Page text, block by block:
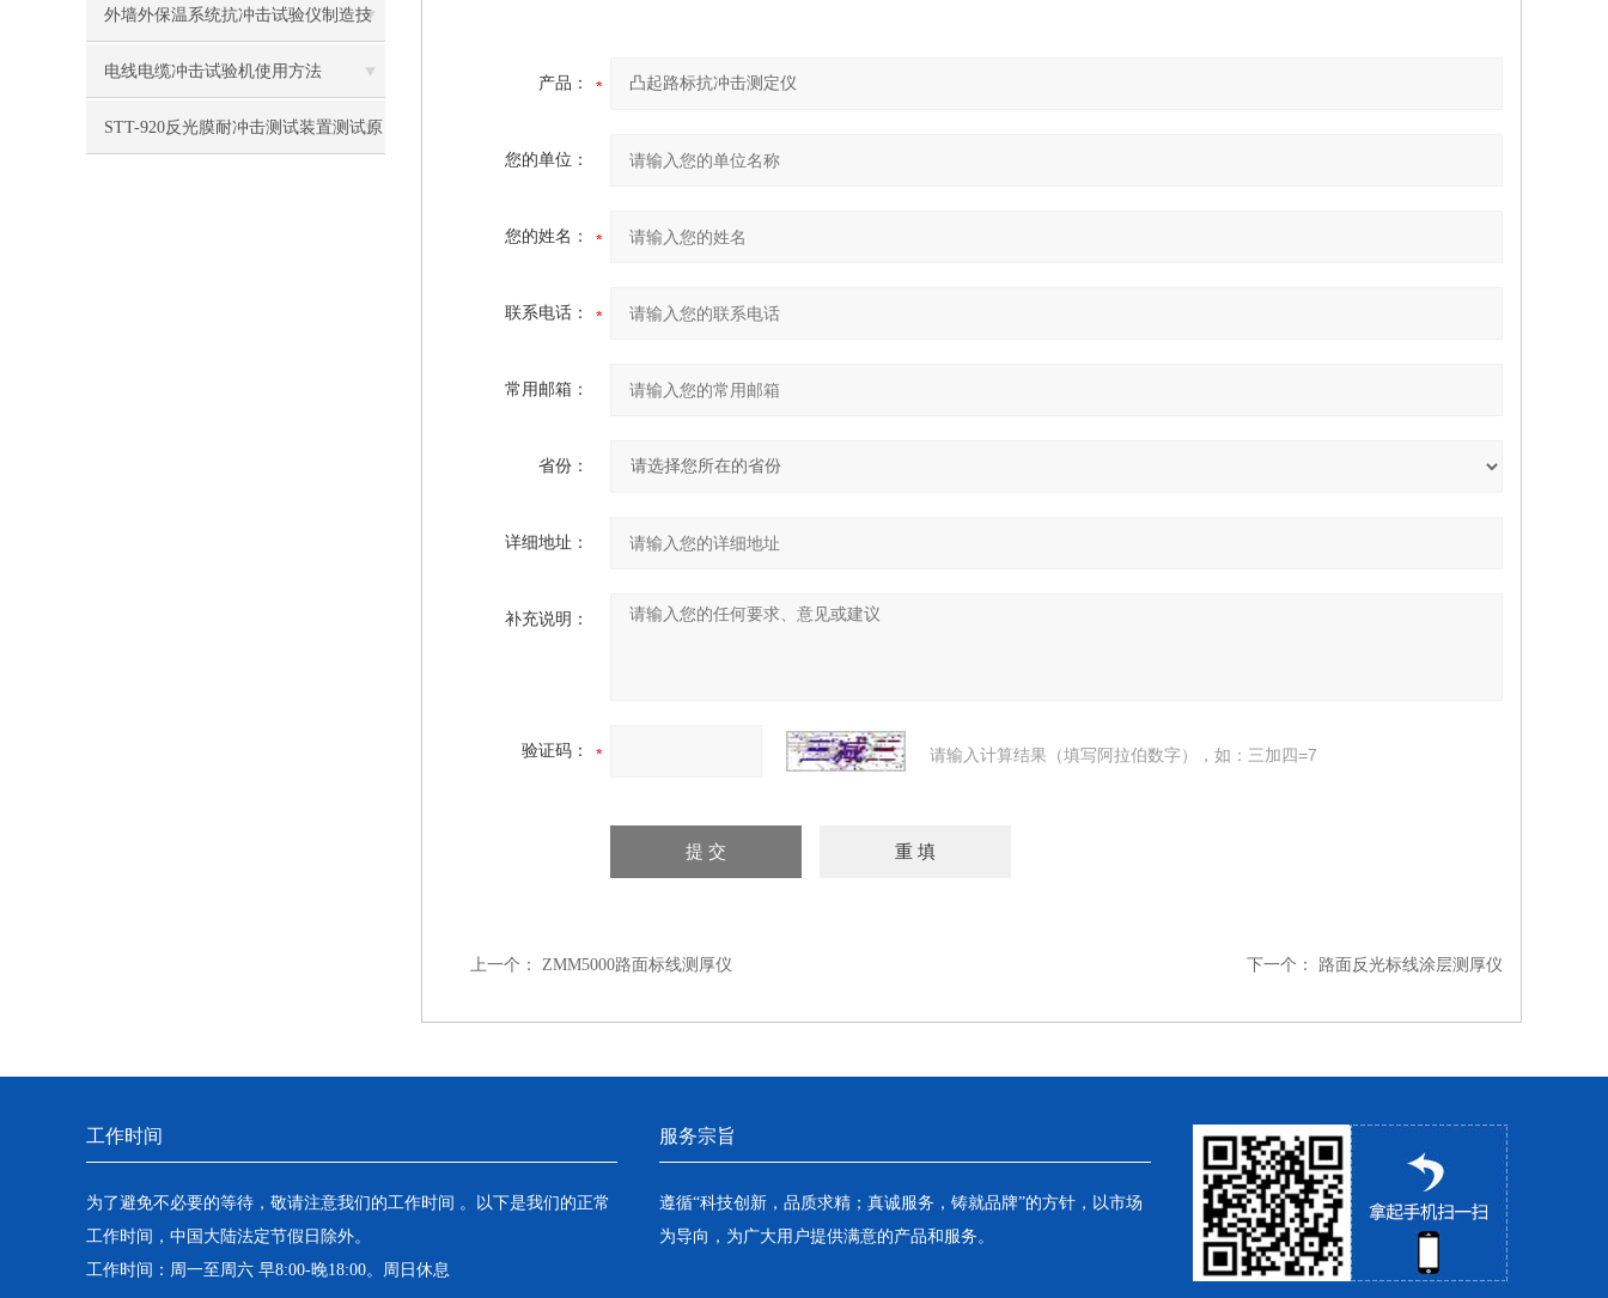
验方法
外墙外保温系统抗冲击试验仪制造技
术与试验方法
电线电缆冲击试验机使用方法
STT-920反光膜耐冲击测试装置测试原
产品：
您的单位：
您的姓名：
联系电话：
常用邮箱：
省份：
详细地址：
补充说明：
验证码： 请输入计算结果（填写阿拉伯数字），如：三加四=7
上一个： ZMM5000路面标线测厚仪 下一个： 路面反光标线涂层测厚仪
工作时间
为了避免不必要的等待，敬请注意我们的工作时间 。以下是我们的正常
工作时间，中国大陆法定节假日除外。
工作时间：周一至周六 早8:00-晚18:00。周日休息
服务宗旨
遵循“科技创新，品质求精；真诚服务，铸就品牌”的方针，以市场
为导向，为广大用户提供满意的产品和服务。